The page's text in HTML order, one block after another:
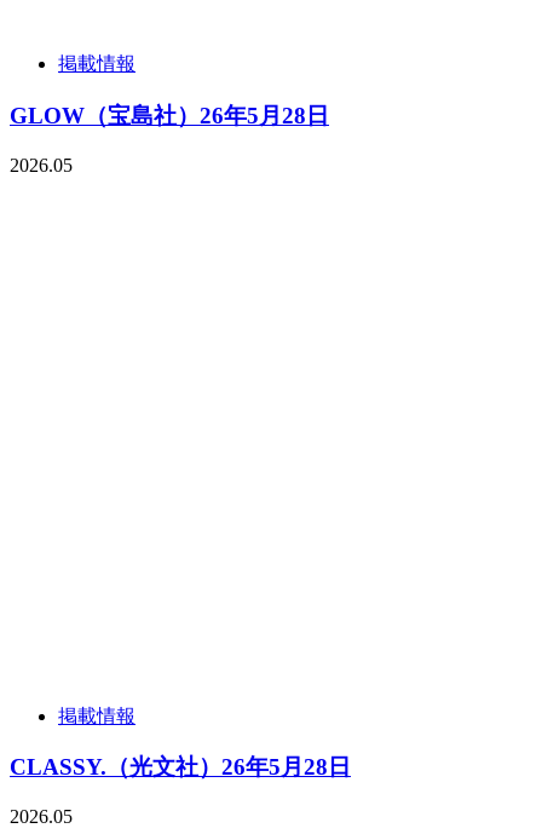
掲載情報
GLOW（宝島社）26年5月28日
2026.05
掲載情報
CLASSY.（光文社）26年5月28日
2026.05